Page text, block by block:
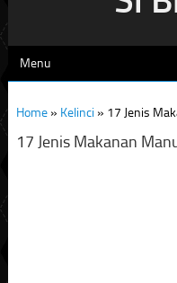
Menu
Home» Kelinci » 17 Jenis
17 Jenis Makanan